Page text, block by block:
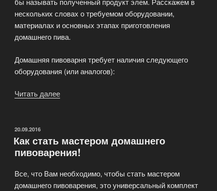
нескольких словах о требуемом оборудовании,
материалах и основных этапах приготовления
домашнего пива.
Домашняя пивоварня требует наличия следующего
оборудования (или аналогов):
Читать далее
теории»
ОПУБЛИКОВАНО
20.09.2016
Как стать мастером домашнего
пивоварения!
Все, что Вам необходимо, чтобы стать мастером
домашнего пивоварения, это универсальный комплект